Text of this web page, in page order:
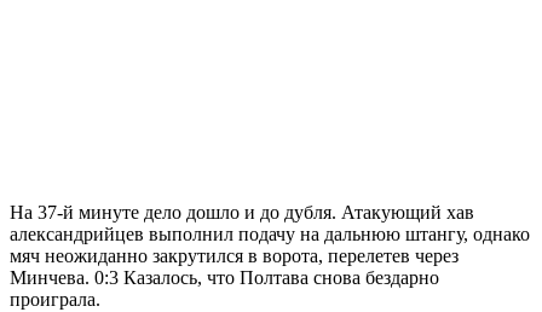
На 37-й минуте дело дошло и до дубля. Атакующий хав
александрийцев выполнил подачу на дальнюю штангу, однако
мяч неожиданно закрутился в ворота, перелетев через
Минчева. 0:3 Казалось, что Полтава снова бездарно
проиграла.